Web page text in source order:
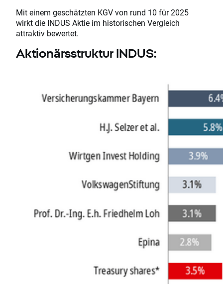
Mit einem geschätzten KGV von rund 10 für 2025
wirkt die INDUS Aktie im historischen Vergleich
attraktiv bewertet.
Aktionärsstruktur INDUS: